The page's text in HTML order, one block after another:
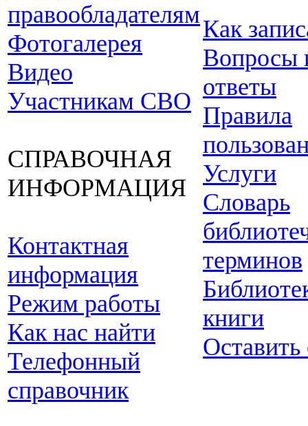
правообладателям
Фотогалерея
Видео
Участникам СВО
СПРАВОЧНАЯ
ИНФОРМАЦИЯ
Контактная
информация
Режим работы
Как нас найти
Телефонный
справочник
Как
Вопросы
ответы
Правила
Услуги
Словарь
терминов
книги
Оставить